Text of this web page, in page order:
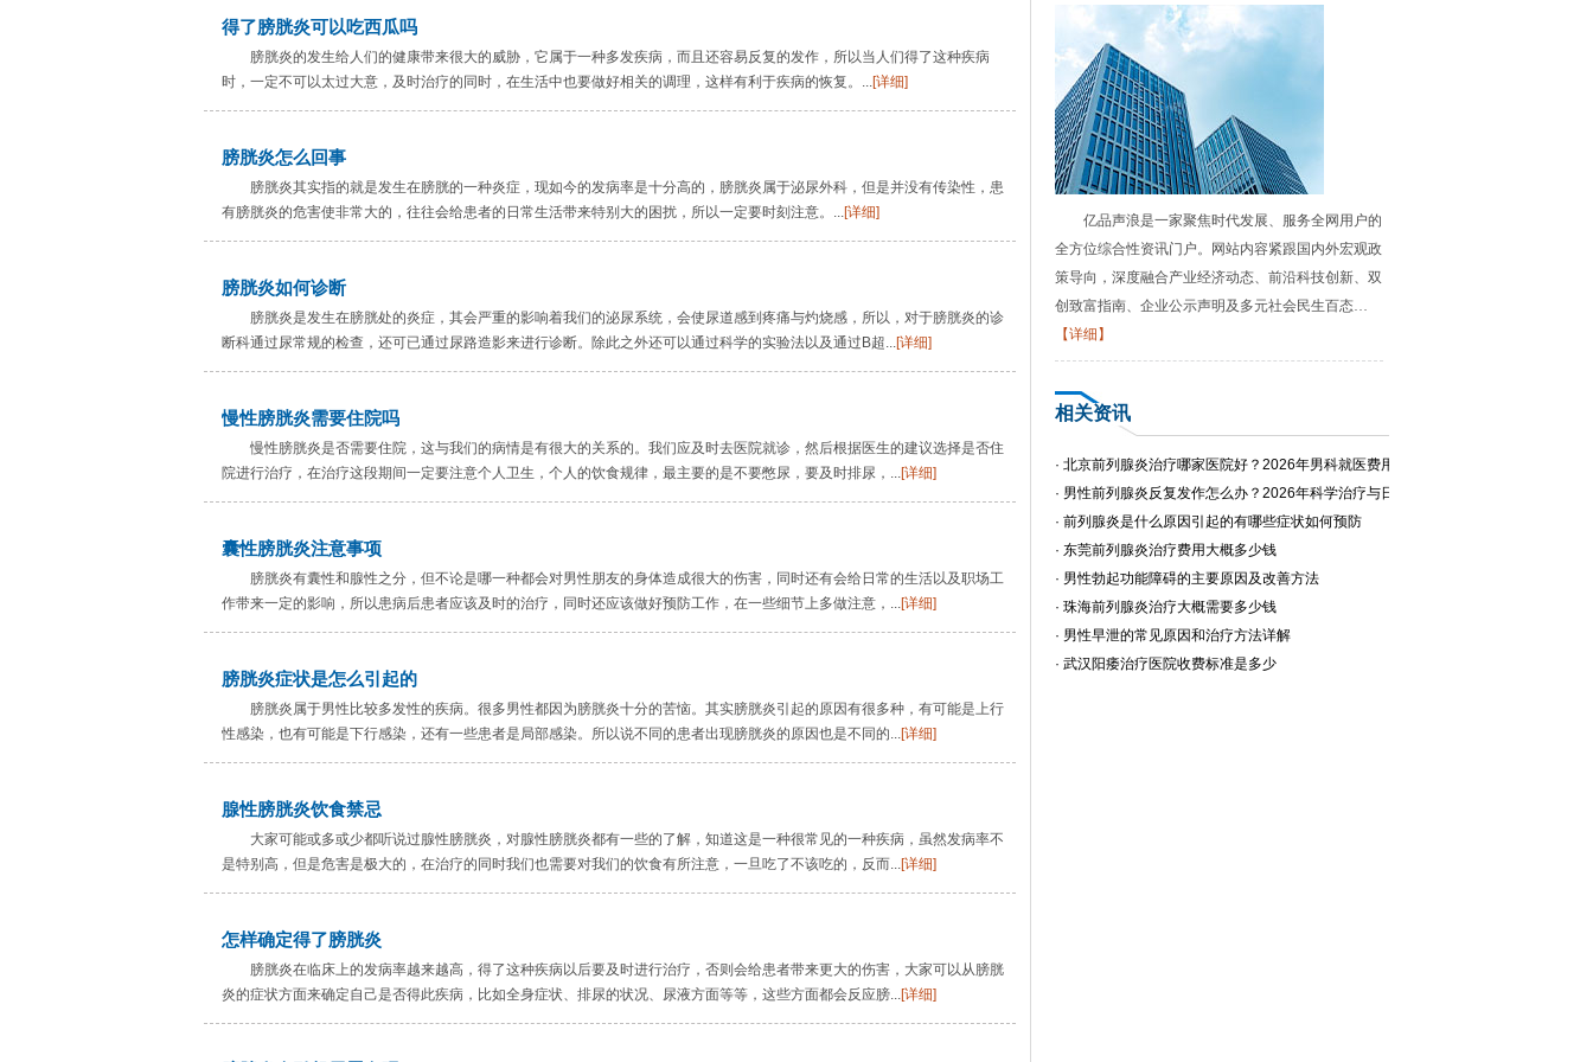
得了膀胱炎可以吃西瓜吗
膀胱炎的发生给人们的健康带来很大的威胁，它属于一种多发疾病，而且还容易反复的发作，所以当人们得了这种疾病
时，一定不可以太过大意，及时治疗的同时，在生活中也要做好相关的调理，这样有利于疾病的恢复。...[详细]
膀胱炎怎么回事
膀胱炎其实指的就是发生在膀胱的一种炎症，现如今的发病率是十分高的，膀胱炎属于泌尿外科，但是并没有传染性，患
有膀胱炎的危害使非常大的，往往会给患者的日常生活带来特别大的困扰，所以一定要时刻注意。...[详细]
膀胱炎如何诊断
膀胱炎是发生在膀胱处的炎症，其会严重的影响着我们的泌尿系统，会使尿道感到疼痛与灼烧感，所以，对于膀胱炎的诊
断科通过尿常规的检查，还可已通过尿路造影来进行诊断。除此之外还可以通过科学的实验法以及通过B超...[详细]
慢性膀胱炎需要住院吗
慢性膀胱炎是否需要住院，这与我们的病情是有很大的关系的。我们应及时去医院就诊，然后根据医生的建议选择是否住
院进行治疗，在治疗这段期间一定要注意个人卫生，个人的饮食规律，最主要的是不要憋尿，要及时排尿，...[详细]
囊性膀胱炎注意事项
膀胱炎有囊性和腺性之分，但不论是哪一种都会对男性朋友的身体造成很大的伤害，同时还有会给日常的生活以及职场工
作带来一定的影响，所以患病后患者应该及时的治疗，同时还应该做好预防工作，在一些细节上多做注意，...[详细]
膀胱炎症状是怎么引起的
膀胱炎属于男性比较多发性的疾病。很多男性都因为膀胱炎十分的苦恼。其实膀胱炎引起的原因有很多种，有可能是上行
性感染，也有可能是下行感染，还有一些患者是局部感染。所以说不同的患者出现膀胱炎的原因也是不同的...[详细]
腺性膀胱炎饮食禁忌
大家可能或多或少都听说过腺性膀胱炎，对腺性膀胱炎都有一些的了解，知道这是一种很常见的一种疾病，虽然发病率不
是特别高，但是危害是极大的，在治疗的同时我们也需要对我们的饮食有所注意，一旦吃了不该吃的，反而...[详细]
怎样确定得了膀胱炎
膀胱炎在临床上的发病率越来越高，得了这种疾病以后要及时进行治疗，否则会给患者带来更大的伤害，大家可以从膀胱
炎的症状方面来确定自己是否得此疾病，比如全身症状、排尿的状况、尿液方面等等，这些方面都会反应膀...[详细]
亿品声浪是一家聚焦时代发展、服务全网用户的
全方位综合性资讯门户。网站内容紧跟国内外宏观政
策导向，深度融合产业经济动态、前沿科技创新、双
创致富指南、企业公示声明及多元社会民生百态…
【详细】
相关资讯
· 北京前列腺炎治疗哪家医院好？2026年男科就医费用与专家推荐
· 男性前列腺炎反复发作怎么办？2026年科学治疗与日常护理指南
· 前列腺炎是什么原因引起的有哪些症状如何预防
· 东莞前列腺炎治疗费用大概多少钱
· 男性勃起功能障碍的主要原因及改善方法
· 珠海前列腺炎治疗大概需要多少钱
· 男性早泄的常见原因和治疗方法详解
· 武汉阳痿治疗医院收费标准是多少